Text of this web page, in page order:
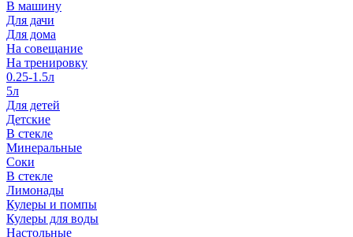
В машину
Для дачи
Для дома
На совещание
На тренировку
0.25-1.5л
5л
Для детей
Детские
В стекле
Минеральные
Соки
В стекле
Лимонады
Кулеры и помпы
Кулеры для воды
Настольные